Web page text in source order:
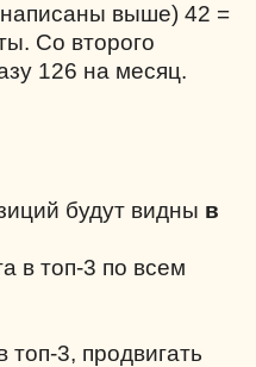
выше) 42 =
Со второго
126 на месяц.
будут видны в
в топ-3 по всем
топ-3, продвигать